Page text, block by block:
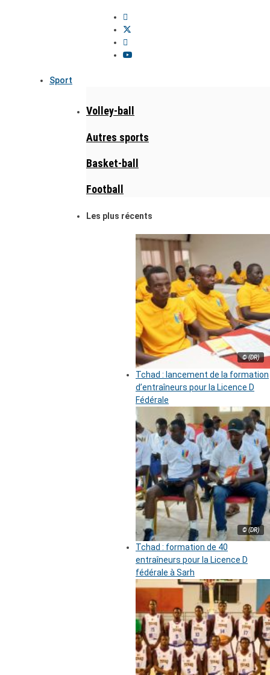
Sport
Volley-ball
Autres sports
Basket-ball
Football
Les plus récents
© (DR)
Tchad : lancement de la formation
d’entraîneurs pour la Licence D
Fédérale
© (DR)
Tchad : formation de 40
entraîneurs pour la Licence D
fédérale à Sarh